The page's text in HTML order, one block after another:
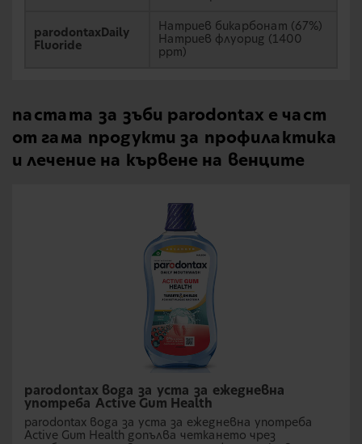
parodontaxDaily
Fluoride
Натриев бикарбонат (67%)
Натриев флуорид (1400
ppm)
пастата за зъби parodontax е част
от гама продукти за профилактика
и лечение на кървене на венците
parodontax вода за уста за ежедневна
употреба Active Gum Health
parodontax вода за уста за ежедневна употреба
Active Gum Health допълва четкането чрез